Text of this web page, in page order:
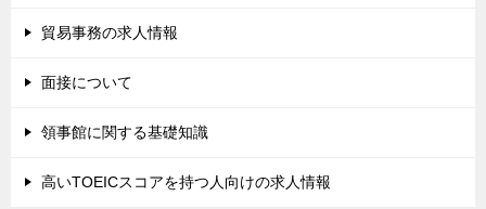
貿易事務の求人情報
面接について
領事館に関する基礎知識
高いTOEICスコアを持つ人向けの求人情報